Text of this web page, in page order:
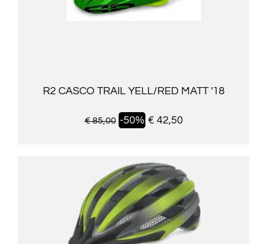
R2 CASCO TRAIL YELL/RED MATT '18
€ 85,00 -50% € 42,50